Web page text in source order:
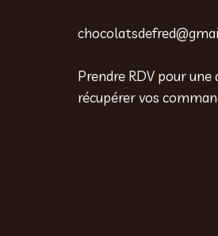
Prendre RDV pour
récupérer vos